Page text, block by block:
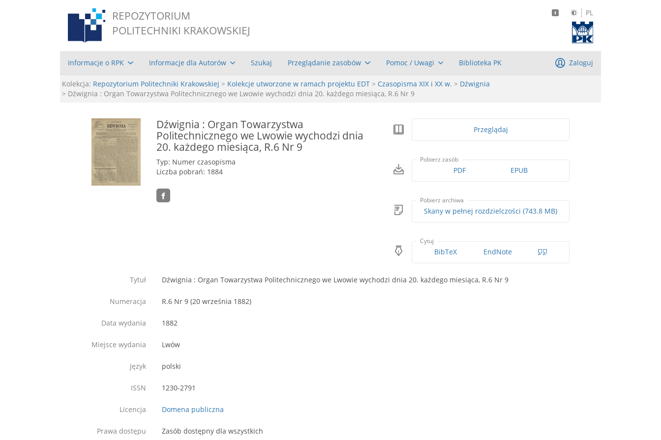
REPOZYTORIUM
POLITECHNIKI KRAKOWSKIEJ
PL
Informacje o RPK Informacje dla Autorów Szukaj Przeglądanie zasobów Pomoc / Uwagi Biblioteka PK Zaloguj
Kolekcja: Repozytorium Politechniki Krakowskiej > Kolekcje utworzone w ramach projektu EDT > Czasopisma XIX i XX w. > Dźwignia
> Dźwignia : Organ Towarzystwa Politechnicznego we Lwowie wychodzi dnia 20. każdego miesiąca, R.6 Nr 9
Dźwignia : Organ Towarzystwa
Politechnicznego we Lwowie wychodzi dnia
20. każdego miesiąca, R.6 Nr 9
Typ: Numer czasopisma
Liczba pobrań: 1884
Przeglądaj
Pobierz zasób
PDF EPUB
Pobierz archiwa
Skany w pełnej rozdzielczości (743.8 MB)
Cytuj
BibTeX EndNote
Tytuł Dźwignia : Organ Towarzystwa Politechnicznego we Lwowie wychodzi dnia 20. każdego miesiąca, R.6 Nr 9
Numeracja R.6 Nr 9 (20 września 1882)
Data wydania 1882
Miejsce wydania Lwów
Język polski
ISSN 1230-2791
Licencja Domena publiczna
Prawa dostępu Zasób dostępny dla wszystkich